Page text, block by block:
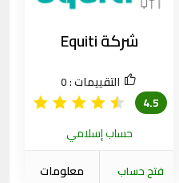
شركة Equiti
التقييمات :0
4.5
حساب إسلامي
فتح حساب
معلومات